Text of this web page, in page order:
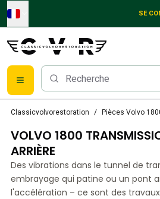
Skip to main content
SE
Pièces Volvo PV/Duett
Système de freinage Volvo PV/Duett
Volvo PV/Duett Fuel/Exhaust system
Volvo PV/Duett Équipement électrique
Volvo PV/Duett Suspension avant
Classicvolvorestoration Pièces Volvo
VOLVO 1800
ARRIÈRE
Des vibrations dans le tunnel de
embrayage qui patine ou un pont
l'accélération – ce sont des